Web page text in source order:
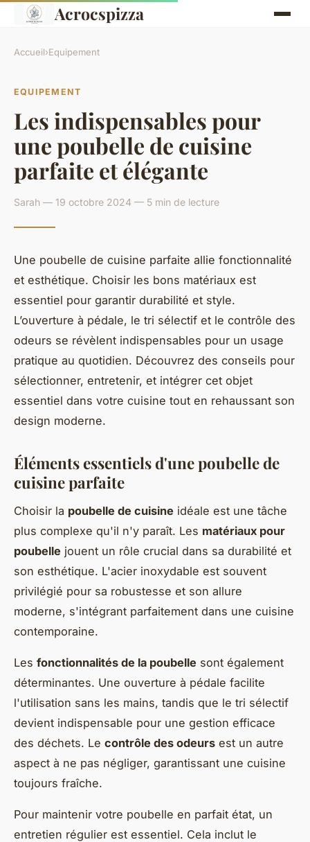
Acrocspizza
Accueil›Equipement
EQUIPEMENT
Les indispensables pour
une poubelle de cuisine
parfaite et élégante
Sarah — 19 octobre 2024 — 5 min de lecture
Une poubelle de cuisine parfaite allie fonctionnalité
et esthétique. Choisir les bons matériaux est
essentiel pour garantir durabilité et style.
L’ouverture à pédale, le tri sélectif et le contrôle des
odeurs se révèlent indispensables pour un usage
pratique au quotidien. Découvrez des conseils pour
sélectionner, entretenir, et intégrer cet objet
essentiel dans votre cuisine tout en rehaussant son
design moderne.
Éléments essentiels d'une poubelle de
cuisine parfaite
Choisir la poubelle de cuisine idéale est une tâche
plus complexe qu'il n'y paraît. Les matériaux pour
poubelle jouent un rôle crucial dans sa durabilité et
son esthétique. L'acier inoxydable est souvent
privilégié pour sa robustesse et son allure
moderne, s'intégrant parfaitement dans une cuisine
contemporaine.
Les fonctionnalités de la poubelle sont également
déterminantes. Une ouverture à pédale facilite
l'utilisation sans les mains, tandis que le tri sélectif
devient indispensable pour une gestion efficace
des déchets. Le contrôle des odeurs est un autre
aspect à ne pas négliger, garantissant une cuisine
toujours fraîche.
Pour maintenir votre poubelle en parfait état, un
entretien régulier est essentiel. Cela inclut le